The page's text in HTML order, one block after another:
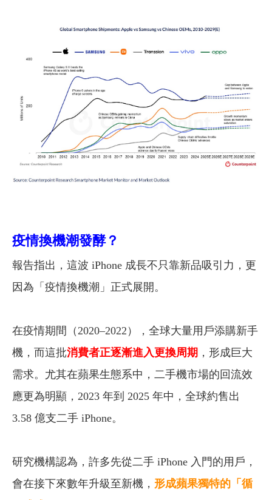
疫情換機潮發酵？
報告指出，這波 iPhone 成長不只靠新品吸引力，更
因為「疫情換機潮」正式展開。
在疫情期間（2020–2022），全球大量用戶添購新手
機，而這批消費者正逐漸進入更換周期 ，形成巨大
需求。尤其在蘋果生態系中，二手機市場的回流效
應更為明顯，2023 年到 2025 年中，全球約售出
3.58 億支二手 iPhone。
研究機構認為，許多先從二手 iPhone 入門的用戶，
會在接下來數年升級至新機， 形成蘋果獨特的「循